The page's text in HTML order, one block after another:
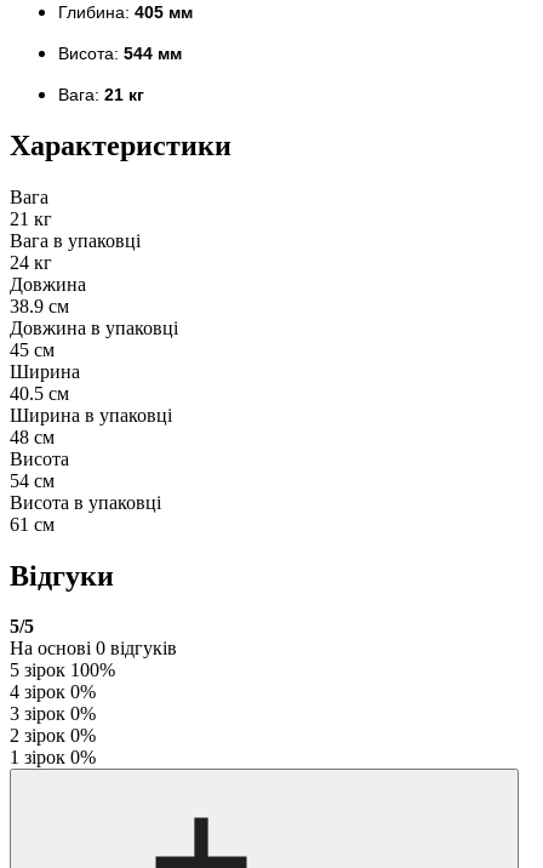
Глибина: 405 мм
Висота: 544 мм
Вага: 21 кг
Характеристики
Вага
21 кг
Вага в упаковці
24 кг
Довжина
38.9 см
Довжина в упаковці
45 см
Ширина
40.5 см
Ширина в упаковці
48 см
Висота
54 см
Висота в упаковці
61 см
Відгуки
5/5
На основі 0 відгуків
5 зірок 100%
4 зірок 0%
3 зірок 0%
2 зірок 0%
1 зірок 0%